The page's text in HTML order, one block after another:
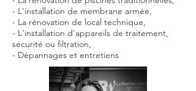
- L'installation de membrane armée,
- La rénovation de local technique,
- L'installation d'appareils de traitement,
sécurité ou filtration,
- Dépannages et entretiens